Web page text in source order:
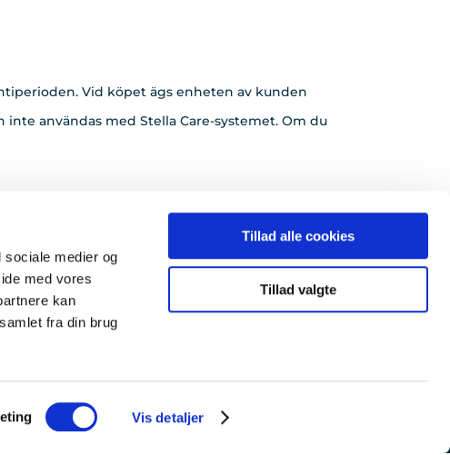
medier og
med vores
kan
fra din brug
Vis detaljer
Tillad alle cookies
Tillad valgte
Vid köpet ägs enheten av kunden
användas med Stella Care-systemet. Om du
GPS-enheter, ställa in telefoner för spårning,
enheter.